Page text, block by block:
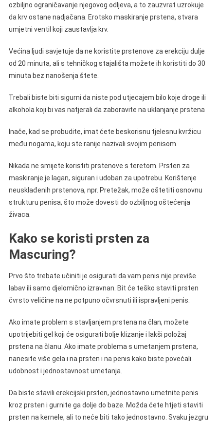
ozbiljno ograničavanje njegovog odljeva, a to zauzvrat uzrokuje
da krv ostane nadjačana. Erotsko maskiranje prstena, stvara
umjetni ventil koji zaustavlja krv.
Većina ljudi savjetuje da ne koristite prstenove za erekciju dulje
od 20 minuta, ali s tehničkog stajališta možete ih koristiti do 30
minuta bez nanošenja štete.
Trebali biste biti sigurni da niste pod utjecajem bilo koje droge ili
alkohola koji bi vas natjerali da zaboravite na uklanjanje prstena
Inače, kad se probudite, imat ćete beskorisnu tjelesnu kvržicu
među nogama, koju ste ranije nazivali svojim penisom.
Nikada ne smijete koristiti prstenove s teretom. Prsten za
maskiranje je lagan, siguran i udoban za upotrebu. Korištenje
neusklađenih prstenova, npr. Pretežak, može oštetiti osnovnu
strukturu penisa, što može dovesti do ozbiljnog oštećenja
živaca.
Kako se koristi prsten za
Mascuring?
Prvo što trebate učiniti je osigurati da vam penis nije previše
labav ili samo djelomično izravnan. Bit će teško staviti prsten
čvrsto veličine na ne potpuno očvrsnuti ili ispravljeni penis.
Ako imate problem s stavljanjem prstena na član, možete
upotrijebiti gel koji će osigurati bolje klizanje i lakši položaj
prstena na članu. Ako imate problema s umetanjem prstena,
nanesite više gela i na prsten i na penis kako biste povećali
udobnost i jednostavnost umetanja.
Da biste stavili erekcijski prsten, jednostavno umetnite penis
kroz prsten i gurnite ga dolje do baze. Možda ćete htjeti staviti
prsten na kernele, ali to neće biti tako jednostavno. Svaku jezgru